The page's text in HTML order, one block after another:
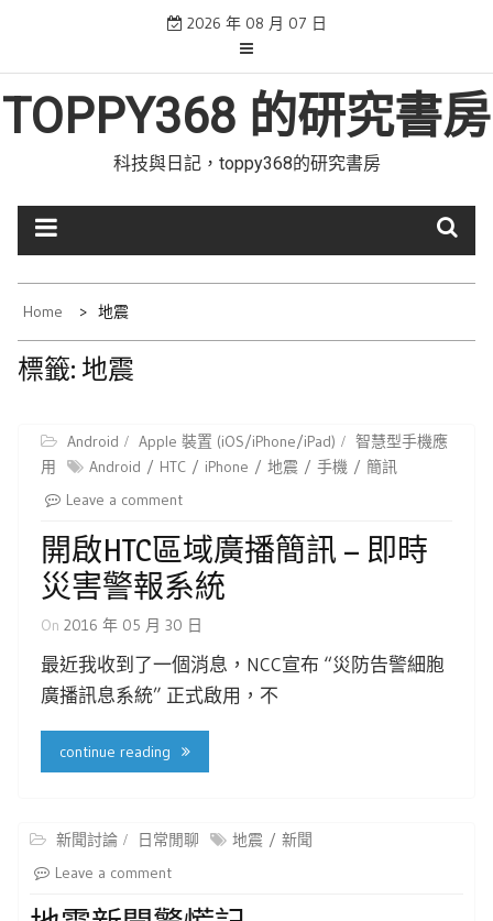
2026 年 08 月 07 日
TOPPY368 的研究書房
科技與日記，toppy368的研究書房
Home 地震
標籤: 地震
Android Apple 裝置 (iOS/iPhone/iPad)
智慧型手機應
用
Android HTC iPhone 地震 手機
簡訊
Leave a comment
開啟HTC區域廣播簡訊 – 即時
災害警報系統
On 2016 年 05 月 30 日
最近我收到了一個消息，NCC宣布 “災防告警細胞
廣播訊息系統” 正式啟用，不
continue reading
新聞討論 日常閒聊 地震
新聞
Leave a comment